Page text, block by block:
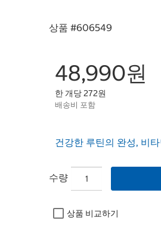
상품 #606549
48,990원
한 개당 272원
배송비 포함
건강한 루틴의 완성, 비
수량
상품 비교하기